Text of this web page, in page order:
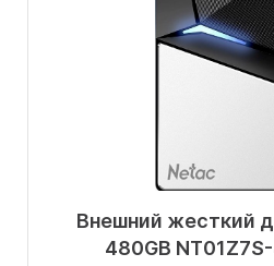
Внешний жесткий
480GB